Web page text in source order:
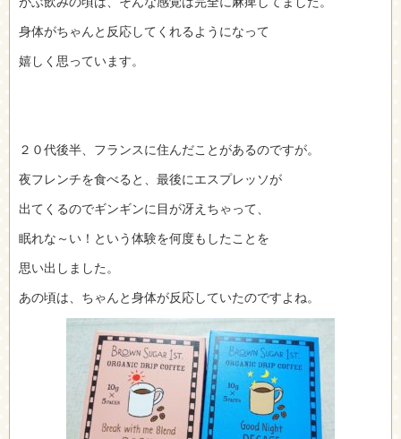
身体がちゃんと反応してくれるようになって
嬉しく思っています。
２０代後半、フランスに住んだことがあるのですが。
夜フレンチを食べると、最後にエスプレッソが
出てくるのでギンギンに目が冴えちゃって、
眠れな～い！という体験を何度もしたことを
思い出しました。
あの頃は、ちゃんと身体が反応していたのですよね。